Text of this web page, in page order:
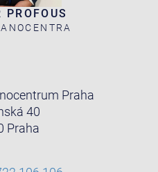
Praha
40
Praha